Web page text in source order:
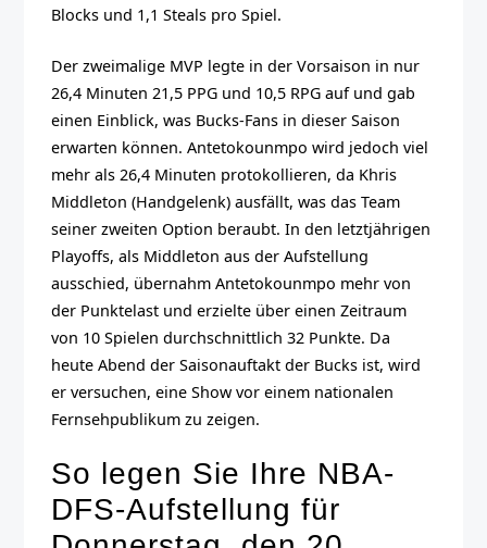
Blocks und 1,1 Steals pro Spiel.
Der zweimalige MVP legte in der Vorsaison in nur
26,4 Minuten 21,5 PPG und 10,5 RPG auf und gab
einen Einblick, was Bucks-Fans in dieser Saison
erwarten können. Antetokounmpo wird jedoch viel
mehr als 26,4 Minuten protokollieren, da Khris
Middleton (Handgelenk) ausfällt, was das Team
seiner zweiten Option beraubt. In den letztjährigen
Playoffs, als Middleton aus der Aufstellung
ausschied, übernahm Antetokounmpo mehr von
der Punktelast und erzielte über einen Zeitraum
von 10 Spielen durchschnittlich 32 Punkte. Da
heute Abend der Saisonauftakt der Bucks ist, wird
er versuchen, eine Show vor einem nationalen
Fernsehpublikum zu zeigen.
So legen Sie Ihre NBA-
DFS-Aufstellung für